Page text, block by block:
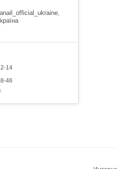
14
46